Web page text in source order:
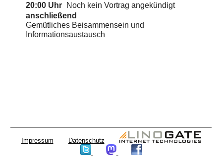
20:00 Uhr
Noch kein Vortrag angekündigt
anschließend
Gemütliches Beisammensein und
Informationsaustausch
Impressum Datenschutz